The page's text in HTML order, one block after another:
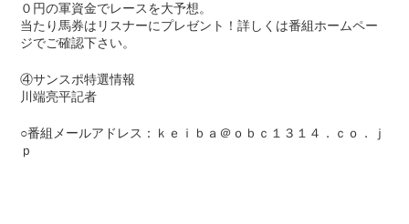
０円の軍資金でレースを大予想。
当たり馬券はリスナーにプレゼント！詳しくは番組ホームペー
ジでご確認下さい。
④サンスポ特選情報
川端亮平記者
○番組メールアドレス：ｋｅｉｂａ＠ｏｂｃ１３１４．ｃｏ．ｊ
ｐ